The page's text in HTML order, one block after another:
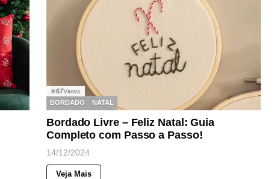
◉67Views
BORDADO
NATAL
Bordado Livre – Feliz Natal: Guia
Completo com Passo a Passo!
14/12/2024
Veja Mais